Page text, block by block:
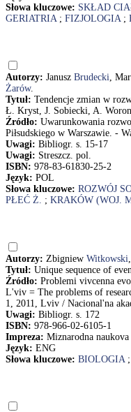
Słowa kluczowe: SKŁAD
GERIATRIA; FIZJOLOGIA;
Autorzy: Janusz Brudecki,
Żarów.
Tytuł: Tendencje zmian w
Ł. Kryst, J. Sobiecki, A.
Źródło: Uwarunkowania
Piłsudskiego w Warszawie. -
Uwagi: Bibliogr. s. 15-17
Uwagi: Streszcz. pol.
ISBN: 978-83-61830-25-2
Język: POL
Słowa kluczowe: ROZWÓJ
PŁEĆ Ż. ; KRAKÓW (WOJ.
Autorzy: Zbigniew Witkowski
Tytuł: Unique sequence of
Źródło: Problemi vivcenna
L'viv = The problems of
1, 2011, Lviv / Nacional'na
Uwagi: Bibliogr. s. 172
ISBN: 978-966-02-6105-1
Impreza: Miznarodna
Język: ENG
Słowa kluczowe: BIOLOGIA;